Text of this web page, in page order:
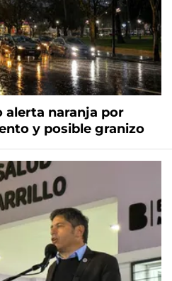
alerta naranja por
y posible granizo